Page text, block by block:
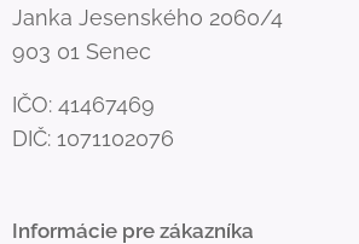
Janka Jesenského 2060/4
903 01 Senec
IČO: 41467469
DIČ: 1071102076
Informácie pre zákazníka